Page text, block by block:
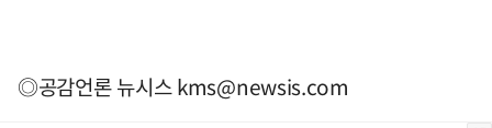
◎공감언론 뉴시스kms@newsis.com